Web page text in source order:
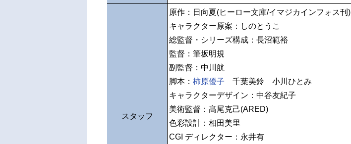
スタッフ
原作：日向夏(ヒーロー文庫/イマジカインフォス刊)
キャラクター原案：しのとうこ
総監督・シリーズ構成：長沼範裕
監督：筆坂明規
副監督：中川航
脚本： 柿原優子 千葉美鈴 小川ひとみ
キャラクターデザイン：中谷友紀子
美術監督：髙尾克己(ARED)
色彩設計：相田美里
CGI ディレクター：永井有